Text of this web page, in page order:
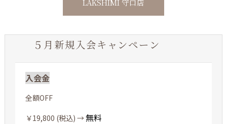
５月新規入会キャンペーン
入会金
全額OFF
￥19,800 (税込) →無料